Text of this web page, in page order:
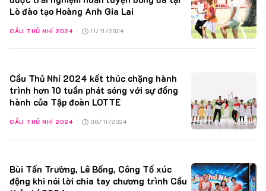
18/01/2025
Tham gia trình diễn tại chương trình Lunar New Year Fashion Runway
với vị trí đặc biệt.
+1
15/12/2024
15/12/2024
Tham gia trình diễn tại chương trình Candy World với vị trí đặc biệt
bộ sưu tập 2
08/12/2024
First Face tại chương trình "Một Nụ Cười Triệu Trái Tim".
+3
Lò đào tạo Hoàng Anh Gia Lai
CẦU THỦ NHÍ 2024 11/11/2024
Cầu Thủ Nhí 2024 kết thúc chặng hành
trình hơn 10 tuần phát sóng với sự đồng
hành của Tập đoàn LOTTE
CẦU THỦ NHÍ 2024 08/11/2024
Bùi Tấn Trường, Lê Bống, Công Tố xúc
động khi nói lời chia tay chương trình Cầu